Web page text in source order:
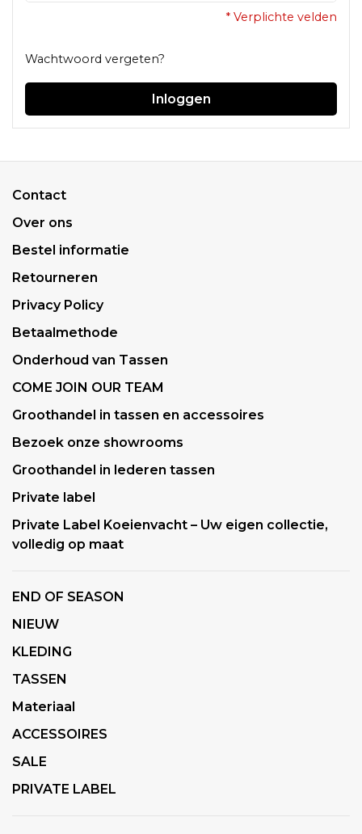
* Verplichte velden
Wachtwoord vergeten?
Inloggen
Contact
Over ons
Bestel informatie
Retourneren
Privacy Policy
Betaalmethode
Onderhoud van Tassen
COME JOIN OUR TEAM
Groothandel in tassen en accessoires
Bezoek onze showrooms
Groothandel in lederen tassen
Private label
Private Label Koeienvacht – Uw eigen collectie,
volledig op maat
END OF SEASON
NIEUW
KLEDING
TASSEN
Materiaal
ACCESSOIRES
SALE
PRIVATE LABEL